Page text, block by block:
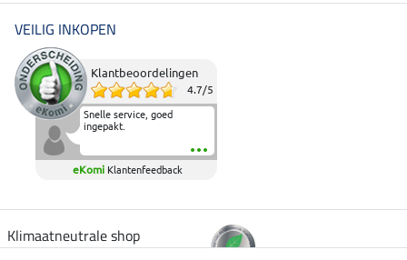
VEILIG INKOPEN
Klantbeoordelingen
4.7/5
Snelle service, goed
ingepakt.
eKomi Klantenfeedback
Klimaatneutrale shop